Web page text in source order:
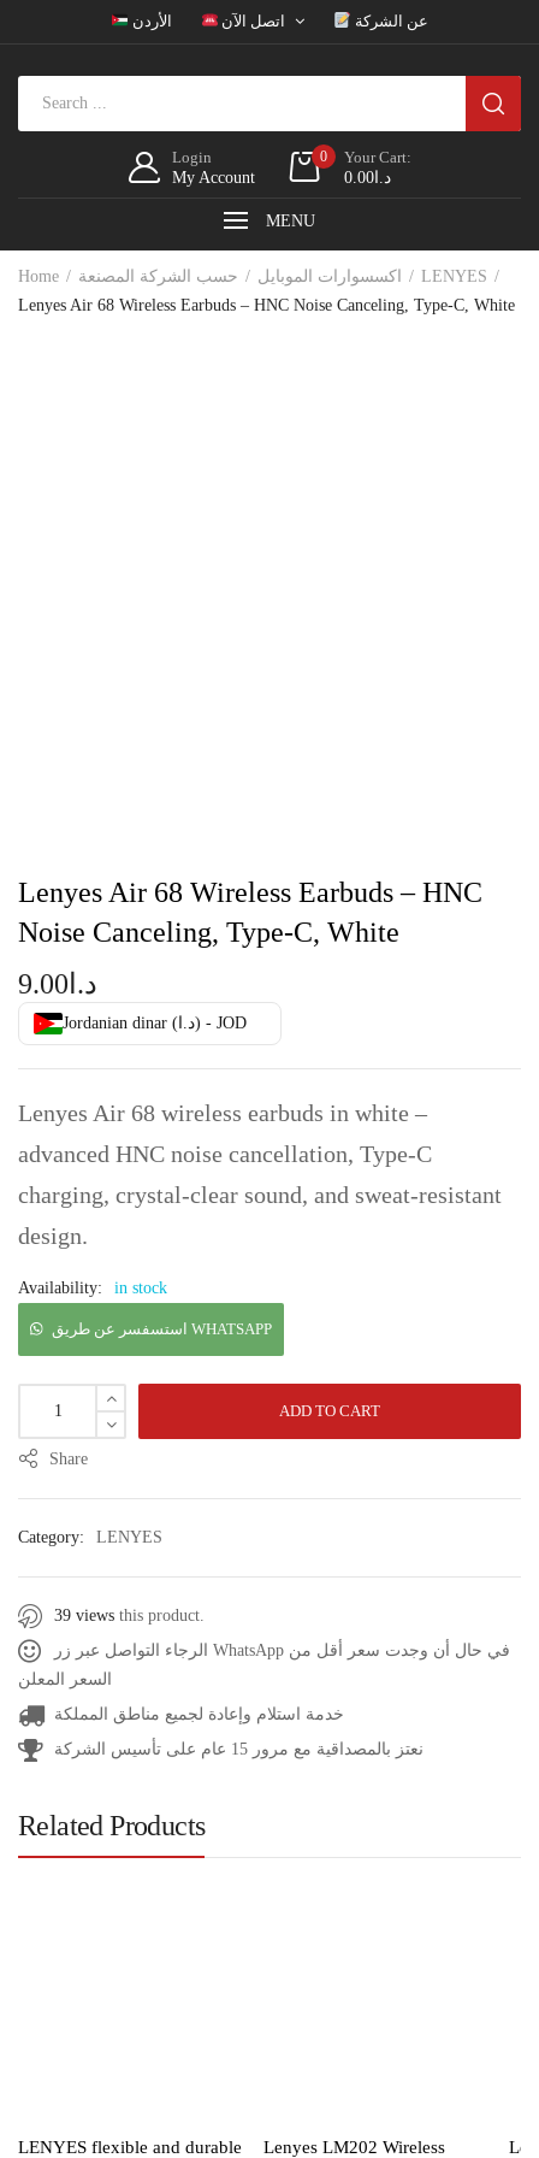
الأردن اتصل الآن عن الشركة
Login
My Account
0
Your Cart:
د.ا0.00
MENU
Home اكسسوارات الموبايل حسب الشركة المصنعة
LENYES
Lenyes Air 68 Wireless Earbuds – HNC Noise Canceling, Type-C, White
Lenyes Air 68 Wireless Earbuds – HNC
Noise Canceling, Type-C, White
د.ا 9.00
Jordanian dinar (د.ا) - JOD
Lenyes Air 68 wireless earbuds in white –
advanced HNC noise cancellation, Type-C
charging, crystal-clear sound, and sweat-resistant
design.
Availability: in stock
استسفسر عن طريق WHATSAPP
ADD TO CART
Share
Category: LENYES
39 views this product.
الرجاء التواصل عبر زر WhatsApp في حال أن وجدت سعر أقل من
السعر المعلن
خدمة استلام وإعادة لجميع مناطق المملكة
نعتز بالمصداقية مع مرور 15 عام على تأسيس الشركة
Related Products
LENYES flexible and durable
Lenyes LM202 Wireless